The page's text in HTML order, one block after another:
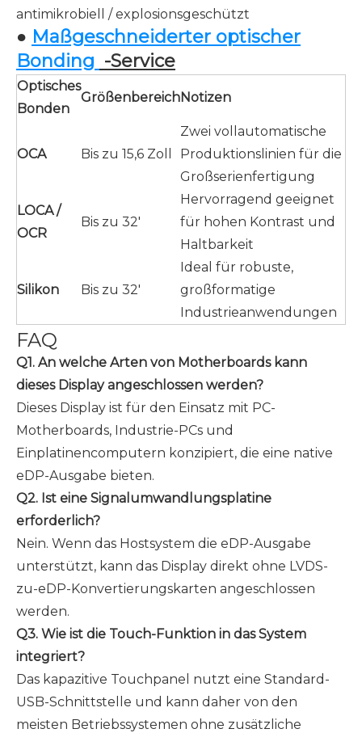
antimikrobiell / explosionsgeschützt
● Maßgeschneiderter optischer
Bonding -Service
Optisches
Bonden
GrößenbereichNotizen
OCA Bis zu 15,6 Zoll
Zwei vollautomatische
Produktionslinien für die
Großserienfertigung
LOCA /
OCR
Bis zu 32'
Hervorragend geeignet
für hohen Kontrast und
Haltbarkeit
Silikon Bis zu 32'
Ideal für robuste,
großformatige
Industrieanwendungen
FAQ
Q1. An welche Arten von Motherboards kann
dieses Display angeschlossen werden?
Dieses Display ist für den Einsatz mit PC-
Motherboards, Industrie-PCs und
Einplatinencomputern konzipiert, die eine native
eDP-Ausgabe bieten.
Q2. Ist eine Signalumwandlungsplatine
erforderlich?
Nein. Wenn das Hostsystem die eDP-Ausgabe
unterstützt, kann das Display direkt ohne LVDS-
zu-eDP-Konvertierungskarten angeschlossen
werden.
Q3. Wie ist die Touch-Funktion in das System
integriert?
Das kapazitive Touchpanel nutzt eine Standard-
USB-Schnittstelle und kann daher von den
meisten Betriebssystemen ohne zusätzliche